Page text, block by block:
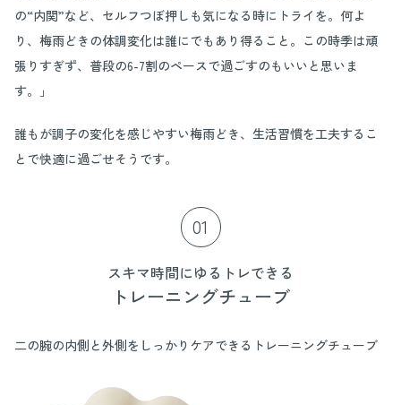
の“内関”など、セルフつぼ押しも気になる時にトライを。何よ
り、梅雨どきの体調変化は誰にでもあり得ること。この時季は頑
張りすぎず、普段の6-7割のペースで過ごすのもいいと思いま
す。」
誰もが調子の変化を感じやすい梅雨どき、生活習慣を工夫するこ
とで快適に過ごせそうです。
01
スキマ時間にゆるトレできる
トレーニングチューブ
二の腕の内側と外側をしっかりケアできるトレーニングチューブ